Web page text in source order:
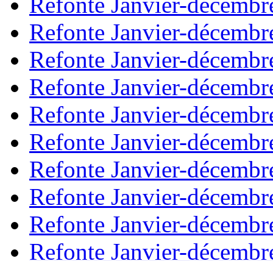
Refonte Janvier-
Refonte Janvier-
Refonte Janvier-
Refonte Janvier-
Refonte Janvier-
Refonte Janvier-
Refonte Janvier-
Refonte Janvier-
Refonte Janvier-